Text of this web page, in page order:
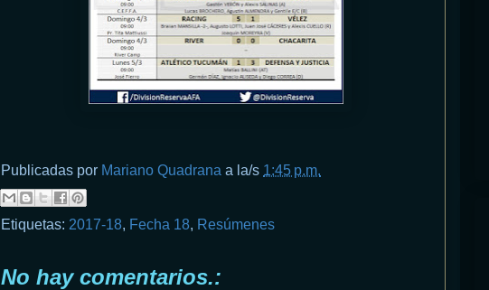
Publicadas por Mariano Quadrana a la/s 1:45 p.m.
Etiquetas: 2017-18, Fecha 18, Resúmenes
No hay comentarios.: